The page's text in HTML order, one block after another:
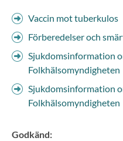
Vaccin mot tuberkulos
Förberedelser och
Sjukdomsinformation
Folkhälsomyndigheten
Sjukdomsinformation
Folkhälsomyndigheten
Godkänd: